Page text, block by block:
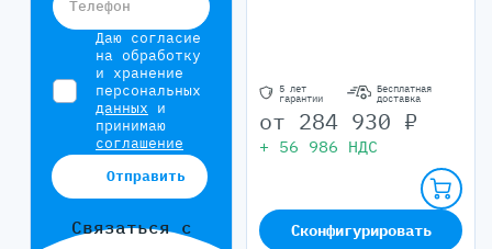
Телефон
Даю согласие
на обработку
и хранение
персональных
данных и
принимаю
соглашение
Отправить
Связаться с
5 лет
гарантии
Бесплатная
доставка
от 284 930 ₽
+ 56 986 НДС
Сконфигурировать